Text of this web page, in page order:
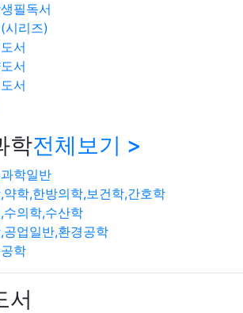
필독서
시리즈)
서
서
서
학전체보기 >
학일반
약학,한방의학,보건학,간호학
수의학,수산학
공업일반,환경공학
학
서